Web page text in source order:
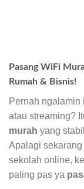
Pasang WiFi
Rumah & Bisnis!
Pernah ngalamin
atau streaming?
murah yang
Apalagi
sekolah online,
paling pas ya